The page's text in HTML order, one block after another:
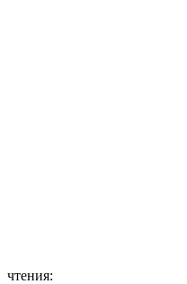
чтения: